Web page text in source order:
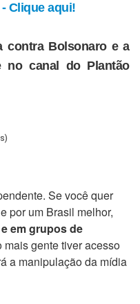
Clique aqui!
contra Bolsonaro e a
no canal do Plantão
Se você quer
por um Brasil melhor,
em grupos de
mais gente tiver acesso
a manipulação da mídia